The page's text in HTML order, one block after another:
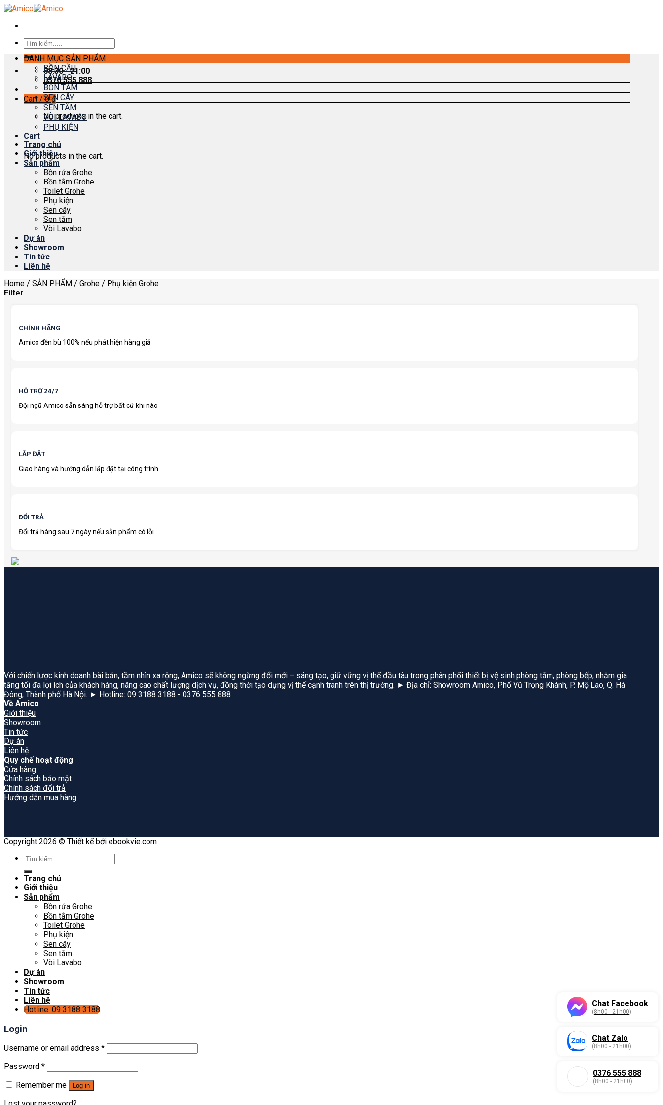
Skip
content
Search
for:
08:30 - 21:00
0376 555 888
Cart /0₫
No products in the cart.
Cart
No products in the cart.
DANH MỤC SẢN PHẨM
BỒN CẦU
LAVABO
BỒN TẮM
SEN CÂY
SEN TẮM
VÒI LAVABO
PHỤ KIỆN
Trang chủ
Giới thiệu
Sản phẩm
Bồn rửa Grohe
Bồn tắm Grohe
Toilet Grohe
Phụ kiện
Sen cây
Sen tắm
Vòi Lavabo
Dự án
Showroom
Tin tức
Liên hệ
Home / SẢN PHẨM / Grohe / Phụ kiện Grohe
Filter
CHÍNH HÃNG
Amico đền bù 100% nếu phát hiện hàng giả
HỖ TRỢ 24/7
Đội ngũ Amico sẵn sàng hỗ trợ bất cứ khi nào
LẮP ĐẶT
Giao hàng và hướng dẫn lắp đặt tại công trình
ĐỔI TRẢ
Đổi trả hàng sau 7 ngày nếu sản phẩm có lỗi
Với chiến lược kinh doanh bài bản, tầm nhìn xa rộng, Amico sẽ không ngừng đổi mới – sáng tạo, giữ vững vị thế đầu tàu trong phân phối thiết bị vệ sinh phòng tắm, phòng bếp, nhằm gia
tăng tối đa lợi ích của khách hàng, nâng cao chất lượng dịch vụ, đồng thời tạo dựng vị thế cạnh tranh trên thị trường. ► Địa chỉ: Showroom Amico, Phố Vũ Trọng Khánh, P. Mộ Lao, Q. Hà
Đông, Thành phố Hà Nội. ► Hotline: 09 3188 3188 - 0376 555 888
Về Amico
Giới thiệu
Showroom
Tin tức
Dự án
Liên hệ
Quy chế hoạt động
Cửa hàng
Chính sách bảo mật
Chính sách đổi trả
Hướng dẫn mua hàng
Copyright 2026 © Thiết kế bởi ebookvie.com
Search
for:
Trang chủ
Giới thiệu
Sản phẩm
Bồn rửa Grohe
Bồn tắm Grohe
Toilet Grohe
Phụ kiện
Sen cây
Sen tắm
Vòi Lavabo
Dự án
Showroom
Tin tức
Liên hệ
Hotline: 09 3188 3188
Chat Facebook
(8h00 - 21h00)
Chat Zalo
(8h00 - 21h00)
0376 555 888
(8h00 - 21h00)
Login
Username or email address *
Password *
Remember me
Log in